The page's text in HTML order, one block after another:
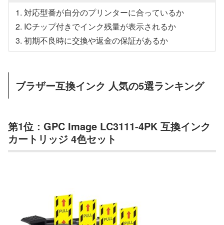
1. 対応型番が自分のプリンターに合っているか
2. ICチップ付きでインク残量が表示されるか
3. 初期不良時に交換や返金の保証があるか
ブラザー互換インク 人気の5選ランキング
第1位：GPC Image LC3111-4PK 互換インク
カートリッジ 4色セット